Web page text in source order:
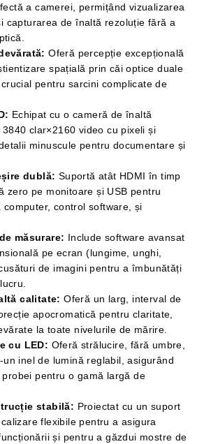
a camerei, permițând vizualizarea
capturarea de înaltă rezoluție fără a
Oferă percepție excepțională
spațială prin căi optice duale
pentru sarcini complicate de
Echipat cu o cameră de înaltă
clar×2160 video cu pixeli și
minuscule pentru documentare și
dublă: Suportă atât HDMI în timp
zero pe monitoare și USB pentru
control software, și
măsurare: Include software avansat
pe ecran (lungime, unghi,
de imagini pentru a îmbunătăți
calitate: Oferă un larg, interval de
apocromatică pentru claritate,
la toate nivelurile de mărire.
cu LED: Oferă strălucire, fără umbre,
inel de lumină reglabil, asigurând
pentru o gamă largă de
stabilă: Proiectat cu un suport
flexibile pentru a asigura
și pentru a găzdui mostre de